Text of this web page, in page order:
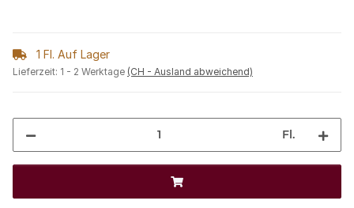
1 Fl. Auf Lager
Lieferzeit: 1 - 2 Werktage (CH - Ausland abweichend)
Fl.